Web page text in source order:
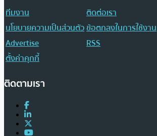
ทีมงาน
ติดต่อเรา
นโยบายความเป็นส่วนตัวข้อตกลงในการใช้งาน
Advertise
RSS
ตั้งค่าคุกกี้
ติดตามเรา